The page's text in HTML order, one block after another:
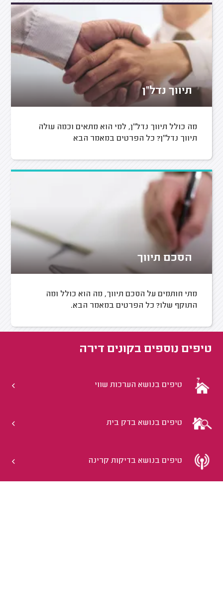
תיווך נדל"ן
מה כולל תיווך נדל"ן, למי הוא מתאים וכמה עולה
תיווך נדל"ן? כל הפרטים במאמר הבא
הסכם תיווך
מתי חותמים על הסכם תיווך, מה הוא כולל ומה
התוקף שלו? כל הפרטים במאמר הבא.
טיפים נוספים בקונים דירה
טיפים בנושא הערכות שווי
טיפים בנושא בדק בית
טיפים בנושא בדיקות קרינה